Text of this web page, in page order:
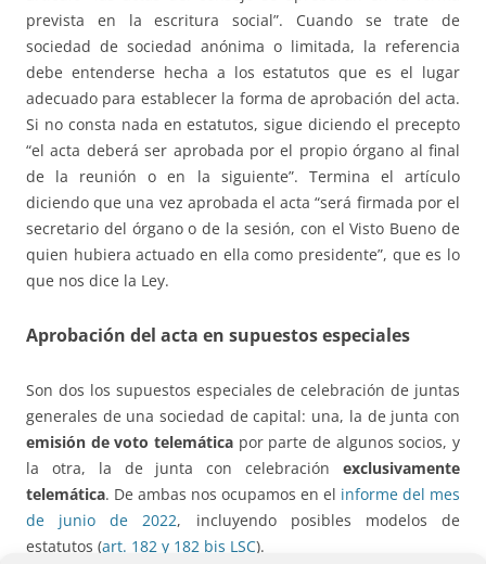
prevista en la escritura social”. Cuando se trate de
sociedad de sociedad anónima o limitada, la referencia
debe entenderse hecha a los estatutos que es el lugar
adecuado para establecer la forma de aprobación del acta.
Si no consta nada en estatutos, sigue diciendo el precepto
“el acta deberá ser aprobada por el propio órgano al final
de la reunión o en la siguiente”. Termina el artículo
diciendo que una vez aprobada el acta “será firmada por el
secretario del órgano o de la sesión, con el Visto Bueno de
quien hubiera actuado en ella como presidente”, que es lo
que nos dice la Ley.
Aprobación del acta en supuestos especiales
Son dos los supuestos especiales de celebración de juntas
generales de una sociedad de capital: una, la de junta con
emisión de voto telemática por parte de algunos socios, y
la otra, la de junta con celebración exclusivamente
telemática. De ambas nos ocupamos en el informe del mes
de junio de 2022, incluyendo posibles modelos de
estatutos (art. 182 y 182 bis LSC).